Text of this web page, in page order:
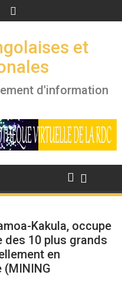
et
d'information
Kakula, occupe
des 10 plus grands
en
(MINING